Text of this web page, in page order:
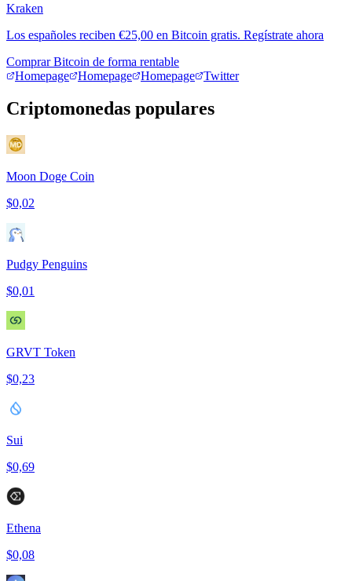
Kraken
Los españoles reciben €25,00 en Bitcoin gratis. Regístrate ahora
Comprar Bitcoin de forma rentable
Homepage
Homepage Homepage Twitter
Criptomonedas populares
Moon Doge Coin
$0,02
Pudgy Penguins
$0,01
GRVT Token
$0,23
Sui
$0,69
Ethena
$0,08